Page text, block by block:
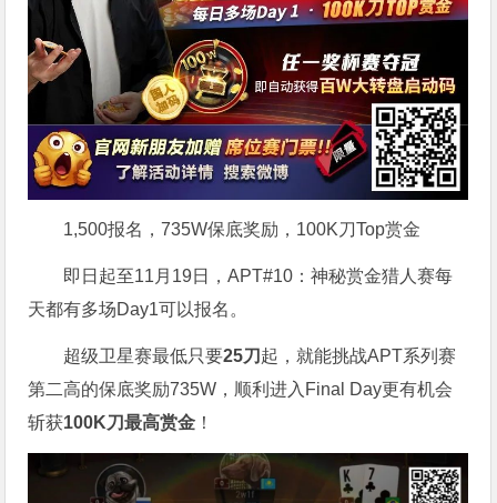
1,500报名，735W保底奖励，100K刀Top赏金
即日起至11月19日，APT#10：神秘赏金猎人赛每
天都有多场Day1可以报名。
超级卫星赛最低只要25刀 起，就能挑战APT系列赛
第二高的保底奖励735W，顺利进入Final Day更有机会
斩获100K刀最高赏金 ！